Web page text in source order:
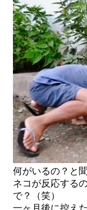
何がいるの？と
ネコが反応する
で？（笑）